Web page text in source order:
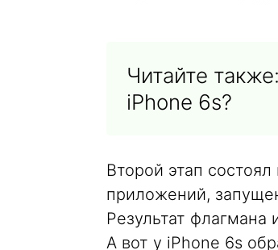
Читайте
iPhone 6s?
Второй этап
приложений,
Результат флагмана
А вот у iPhone 6s